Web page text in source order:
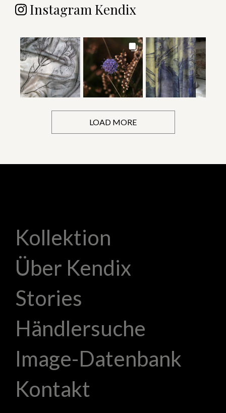
Instagram Kendix
LOAD MORE
Kollektion
Über Kendix
Stories
Händlersuche
Image-Datenbank
Kontakt